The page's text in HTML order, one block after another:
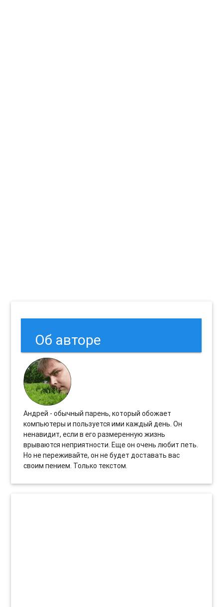
Об авторе
Андрей - обычный парень, который обожает
компьютеры и пользуется ими каждый день. Он
ненавидит, если в его размеренную жизнь
врываются неприятности. Еще он очень любит петь.
Но не переживайте, он не будет доставать вас
своим пением. Только текстом.